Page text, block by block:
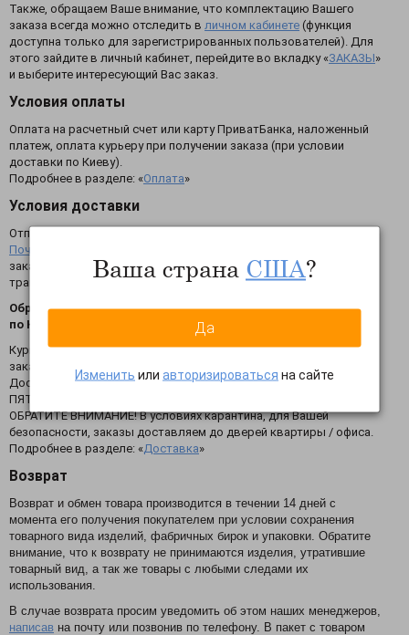
Также, обращаем Ваше внимание, что комплектацию Вашего
заказа всегда можно отследить в личном кабинете (функция
доступна только для зарегистрированных пользователей). Для
этого зайдите в личный кабинет, перейдите во вкладку «ЗАКАЗЫ»
и выберите интересующий Вас заказ.
Условия оплаты
Оплата на расчетный счет или карту ПриватБанка, наложенный
платеж, оплата курьеру при получении заказа (при условии
доставки по Киеву).
Подробнее в разделе: «Оплата»
Условия доставки
Отправка осуществляется транспортной компанией
Почта
заказа на сумму от 10000 грн. – БЕСПЛАТНО до отделения
транспортной компании.
Обратите внимание! На период войны курьерская доставка
по Киеву не осуществляется!
Курьерская доставка по Киеву - 60 грн. При условии отгрузки
заказа на сумму от 1300 грн. - БЕСПЛАТНО.
Доставка осуществляется 2 раза в неделю – ВТОРНИК и
ПЯТНИЦА.
ОБРАТИТЕ ВНИМАНИЕ! В условиях карантина, для Вашей
безопасности, заказы доставляем до дверей квартиры / офиса.
Подробнее в разделе: «Доставка»
Возврат
Возврат и обмен товара производится в течении 14 дней с
момента его получения покупателем при условии сохранения
товарного вида изделий, фабричных бирок и упаковки. Обратите
внимание, что к возврату не принимаются изделия, утратившие
товарный вид, а так же товары с любыми следами их
использования.
В случае возврата просим уведомить об этом наших менеджеров,
написав на почту или позвонив по телефону. В пакет с товаром
Ваша страна США?
Да
Изменить или авторизироваться на сайте